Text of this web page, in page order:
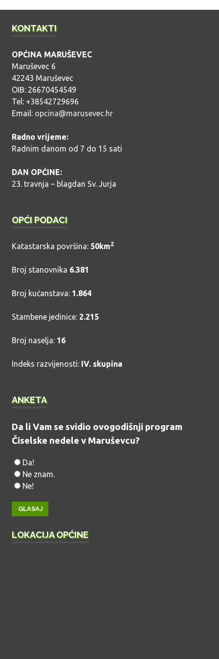
KONTAKTI
OPĆINA MARUŠEVEC
Maruševec 6
42243 Maruševec
OIB: 26670454549
Tel: +38542729696
Email: opcina@marusevec.hr
Radno vrijeme:
Radnim danom od 7 do 15 sati
DAN OPĆINE:
23. travnja – blagdan Sv. Jurja
OPĆI PODACI
Katastarska površina: 50km2
Broj stanovnika 6.381
Broj kućanstava: 1.864
Stambene jedinice: 2.215
Broj naselja: 16
Indeks razvijenosti: IV. skupina
ANKETA
Da li Vam se svidio ovogodišnji program
Čiselske nedele v Maruševcu?
Da!
Ne znam.
Ne!
LOKACIJA OPĆINE